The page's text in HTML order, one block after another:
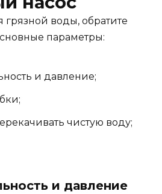
воды, обратите
параметры:
и давление;
чистую воду;
и давление